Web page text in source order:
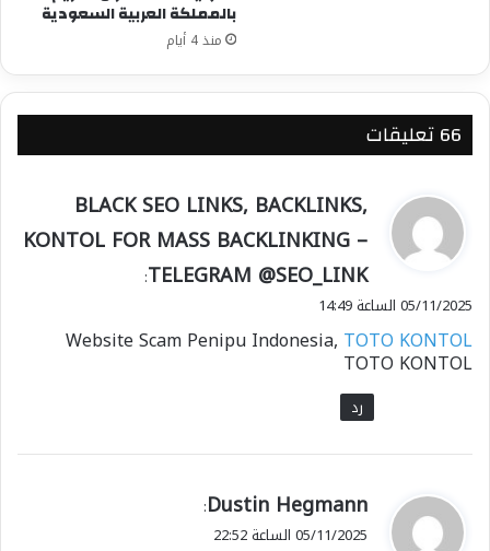
بالمملكة العربية السعودية
منذ 4 أيام
‫66 تعليقات
و
ل
BLACK SEO LINKS, BACKLINKS,
KONTOL FOR MASS BACKLINKING –
TELEGRAM @SEO_LINK
:
05/11/2025 الساعة 14:49
Website Scam Penipu Indonesia, TOTO KONTOL
TOTO KONTOL
رد
ي
ق
Dustin Hegmann
:
05/11/2025 الساعة 22:52